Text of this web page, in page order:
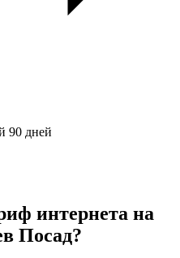
90 дней
интернета на
Посад?